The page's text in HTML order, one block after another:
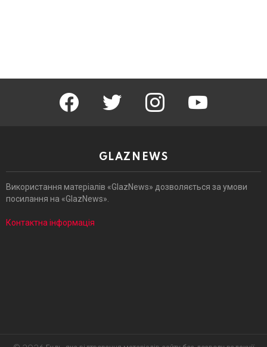
facebook twitter instagram youtube
GLAZNEWS
Використання матеріалів «GlazNews» дозволяється за умови
посилання на «GlazNews».
Контактна інформація